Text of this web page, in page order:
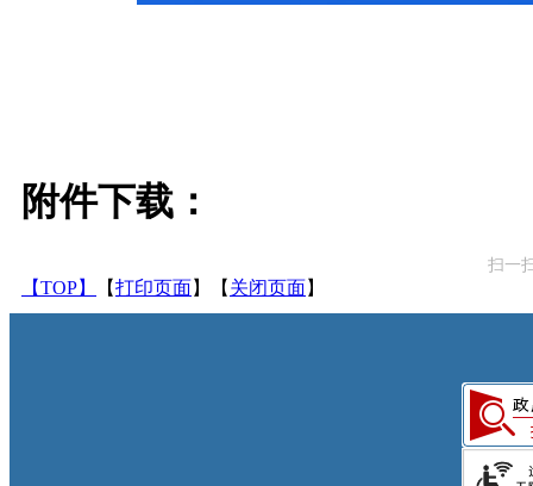
附件下载：
扫一
【TOP】 【打印页面】【 关闭页面】